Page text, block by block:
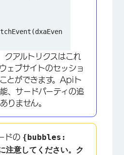
クアルトリクスはこれ
ェブサイトのセッショ
とができます。Apiト
、サードパーティの追
りません。
ドの {bubbles:
意してください。ク